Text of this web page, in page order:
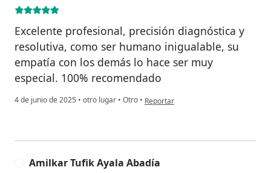
Excelente profesional, precisión diagnóstica y
resolutiva, como ser humano inigualable, su
empatía con los demás lo hace ser muy
especial. 100% recomendado
4 de junio de 2025 • otro lugar • Otro • en opinión del usuario Daniela Suarez
Reportar
Amilkar Tufik Ayala Abadía